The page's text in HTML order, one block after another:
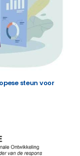
steun voor